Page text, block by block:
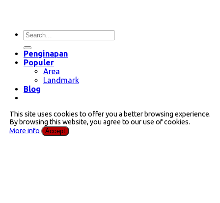
Penginapan
Populer
Area
Landmark
Blog
This site uses cookies to offer you a better browsing experience.
By browsing this website, you agree to our use of cookies.
More info
Accept